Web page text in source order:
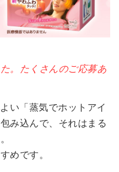
。たくさんのご応募あ
い「蒸気でホットアイ
み込んで、それはまる
めです。